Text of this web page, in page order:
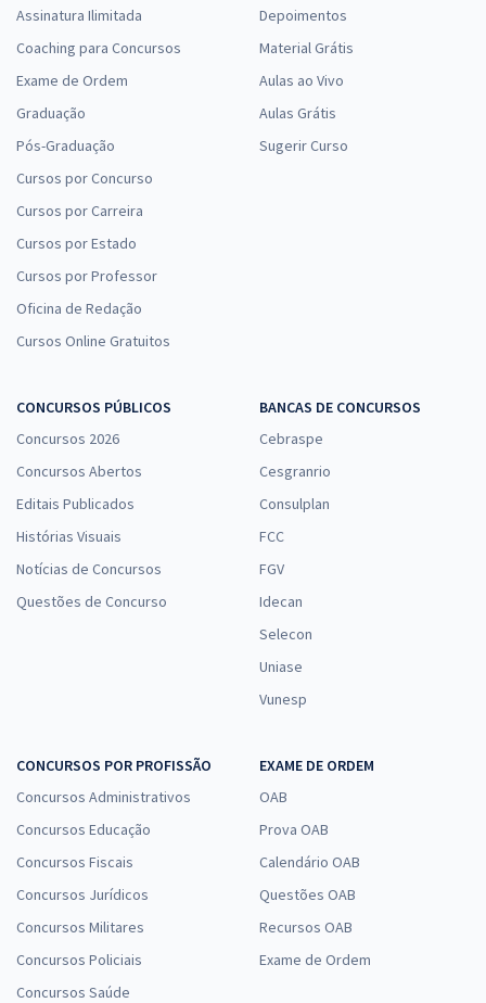
Assinatura Ilimitada
Coaching para Concursos
Exame de Ordem
Graduação
Pós-Graduação
Cursos por Concurso
Cursos por Carreira
Cursos por Estado
Cursos por Professor
Oficina de Redação
Cursos Online Gratuitos
Depoimentos
Material Grátis
Aulas ao Vivo
Aulas Grátis
Sugerir Curso
CONCURSOS PÚBLICOS
Concursos 2026
Concursos Abertos
Editais Publicados
Histórias Visuais
Notícias de Concursos
Questões de Concurso
BANCAS DE CONCURSOS
Cebraspe
Cesgranrio
Consulplan
FCC
FGV
Idecan
Selecon
Uniase
Vunesp
CONCURSOS POR PROFISSÃO
Concursos Administrativos
Concursos Educação
Concursos Fiscais
Concursos Jurídicos
Concursos Militares
Concursos Policiais
Concursos Saúde
EXAME DE ORDEM
OAB
Prova OAB
Calendário OAB
Questões OAB
Recursos OAB
Exame de Ordem